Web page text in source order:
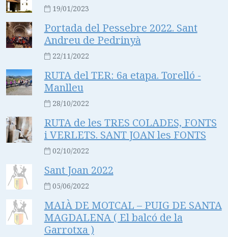
19/01/2023
Portada del Pessebre 2022. Sant
Andreu de Pedrinyà
22/11/2022
RUTA del TER: 6a etapa. Torelló -
Manlleu
28/10/2022
RUTA de les TRES COLADES, FONTS
i VERLETS. SANT JOAN les FONTS
02/10/2022
Sant Joan 2022
05/06/2022
MAIÀ DE MOTCAL – PUIG DE SANTA
MAGDALENA ( El balcó de la
Garrotxa )